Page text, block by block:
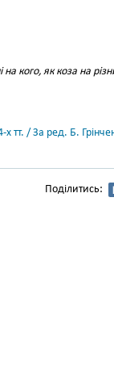
на кого, як коза на
х тт. / За ред. Б.
Поділитись: